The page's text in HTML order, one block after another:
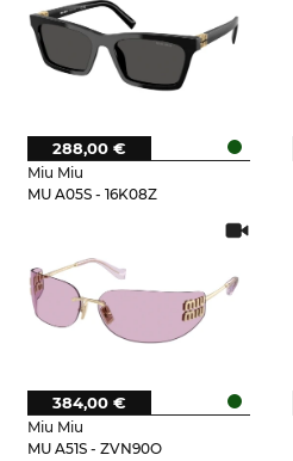
Miu Miu
MU A05S - 16K08Z
288,00 €
Miu Miu
MU A51S - ZVN90O
384,00 €